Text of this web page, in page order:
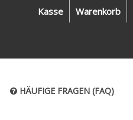
Kasse Warenkorb
HÄUFIGE FRAGEN (FAQ)